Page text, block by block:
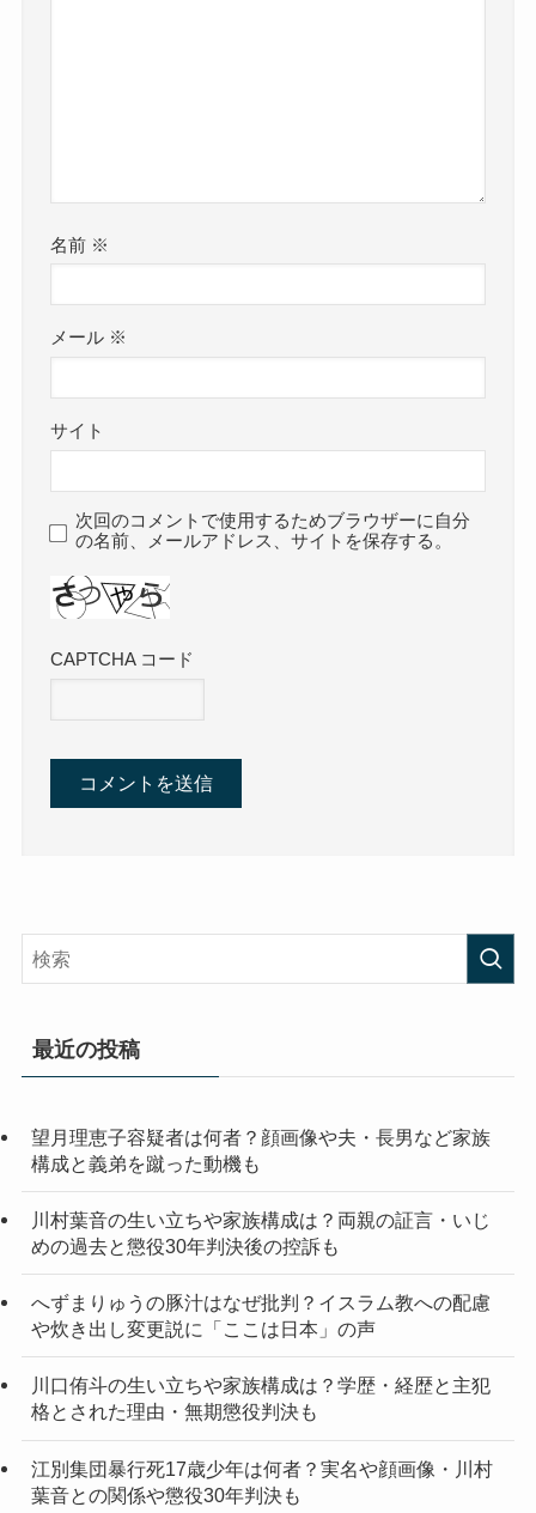
名前 ※
メール ※
サイト
次回のコメントで使用するためブラウザーに自分
の名前、メールアドレス、サイトを保存する。
CAPTCHA コード
最近の投稿
望月理恵子容疑者は何者？顔画像や夫・長男など家族
構成と義弟を蹴った動機も
川村葉音の生い立ちや家族構成は？両親の証言・いじ
めの過去と懲役30年判決後の控訴も
へずまりゅうの豚汁はなぜ批判？イスラム教への配慮
や炊き出し変更説に「ここは日本」の声
川口侑斗の生い立ちや家族構成は？学歴・経歴と主犯
格とされた理由・無期懲役判決も
江別集団暴行死17歳少年は何者？実名や顔画像・川村
葉音との関係や懲役30年判決も